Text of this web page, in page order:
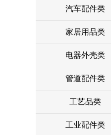
汽车配件类
家居用品类
电器外壳类
管道配件类
工艺品类
工业配件类